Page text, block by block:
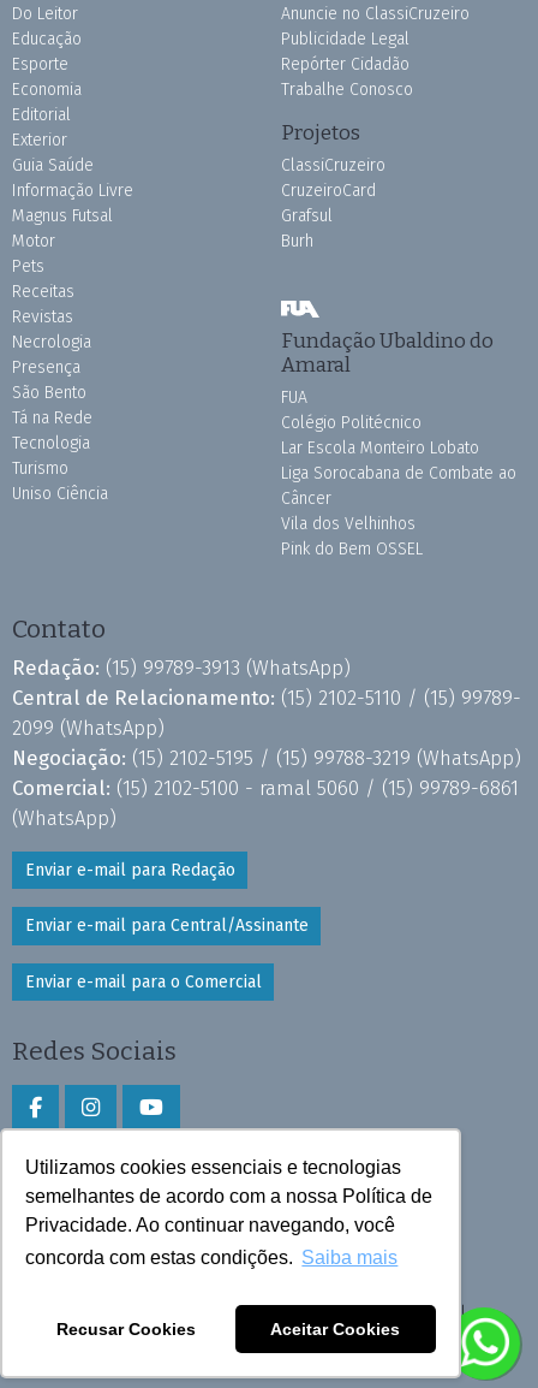
Utilizamos cookies essenciais e tecnologias
semelhantes de acordo com a nossa Política de
Privacidade. Ao continuar navegando, você
concorda com estas condições. Saiba mais
Recusar Cookies Aceitar Cookies
Do Leitor
Educação
Esporte
Economia
Editorial
Exterior
Guia Saúde
Informação Livre
Magnus Futsal
Motor
Pets
Receitas
Revistas
Necrologia
Presença
São Bento
Tá na Rede
Tecnologia
Turismo
Uniso Ciência
Anuncie no ClassiCruzeiro
Publicidade Legal
Repórter Cidadão
Trabalhe Conosco
Projetos
ClassiCruzeiro
CruzeiroCard
Grafsul
Burh
Fundação Ubaldino do
Amaral
FUA
Colégio Politécnico
Lar Escola Monteiro Lobato
Liga Sorocabana de Combate ao
Câncer
Vila dos Velhinhos
Pink do Bem OSSEL
Contato
Redação: (15) 99789-3913 (WhatsApp)
Central de Relacionamento: (15) 2102-5110 / (15) 99789-
2099 (WhatsApp)
Negociação: (15) 2102-5195 / (15) 99788-3219 (WhatsApp)
Comercial: (15) 2102-5100 - ramal 5060 / (15) 99789-6861
(WhatsApp)
Enviar e-mail para Redação
Enviar e-mail para Central/Assinante
Enviar e-mail para o Comercial
Redes Sociais
Faça download do aplicativo
Play Store e App Store
Todos os direitos reservados © 2026 Cruzeiro do Sul